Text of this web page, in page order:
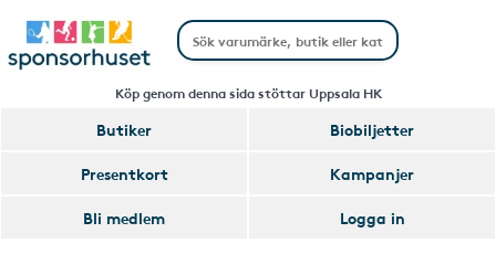
Köp genom denna sida stöttar Uppsala HK
Butiker
Biobiljetter
Presentkort
Kampanjer
Bli medlem
Logga in